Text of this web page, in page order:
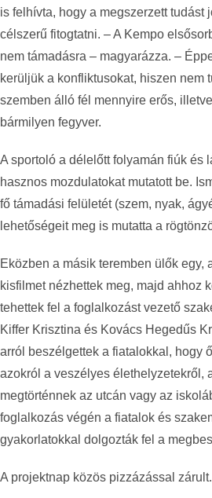
is felhívta, hogy a megszerzett tudást
célszerű fitogtatni. – A Kempo
nem támadásra – magyarázza. –
kerüljük a konfliktusokat, hiszen nem
szemben álló fél mennyire erős,
bármilyen fegyver.
A sportoló a délelőtt folyamán fiúk és
hasznos mozdulatokat mutatott be.
fő támadási felületét (szem, nyak,
lehetőségeit meg is mutatta a
Eközben a másik teremben ülők egy,
kisfilmet nézhettek meg, majd ahhoz
tehettek fel a foglalkozást vezető
Kiffer Krisztina és Kovács Hegedűs
arról beszélgettek a fiatalokkal, hogy
azokról a veszélyes élethelyzetekről,
megtörténnek az utcán vagy az
foglalkozás végén a fiatalok és
gyakorlatokkal dolgozták fel a
A projektnap közös pizzázással zárult.